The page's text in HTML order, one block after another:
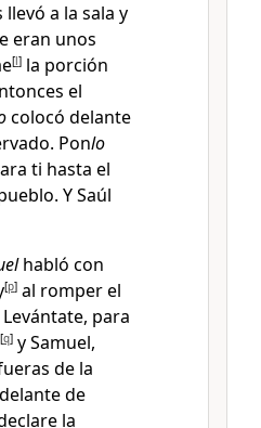
a la sala y
eran unos
[l] la porción
el
colocó delante
Ponlo
ti hasta el
Y Saúl
habló con
[p] al romper el
para
[q] y Samuel,
de la
de
la